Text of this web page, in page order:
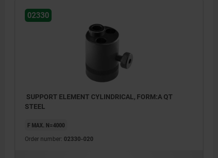
02330
SUPPORT ELEMENT CYLINDRICAL, FORM:A QT
STEEL
F MAX. N=4000
Order number: 02330-020